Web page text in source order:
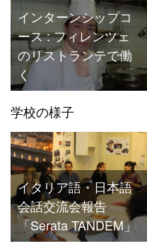
インターンシップコ
ース : フィレンツェ
のリストランテで働
く
学校の様子
イタリア語・日本語
会話交流会報告
「Serata TANDEM」